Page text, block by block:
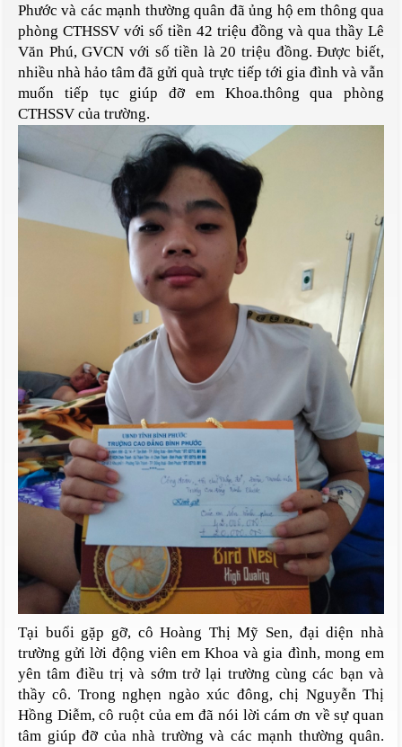
Phước và các mạnh thường quân đã ủng hộ em thông qua
phòng CTHSSV với số tiền 42 triệu đồng và qua thầy Lê
Văn Phú, GVCN với số tiền là 20 triệu đồng. Được biết,
nhiều nhà hảo tâm đã gửi quà trực tiếp tới gia đình và vẫn
muốn tiếp tục giúp đỡ em Khoa.thông qua phòng
CTHSSV của trường.
Tại buổi gặp gỡ, cô Hoàng Thị Mỹ Sen, đại diện nhà
trường gửi lời động viên em Khoa và gia đình, mong em
yên tâm điều trị và sớm trở lại trường cùng các bạn và
thầy cô. Trong nghẹn ngào xúc đông, chị Nguyễn Thị
Hồng Diễm, cô ruột của em đã nói lời cám ơn về sự quan
tâm giúp đỡ của nhà trường và các mạnh thường quân.